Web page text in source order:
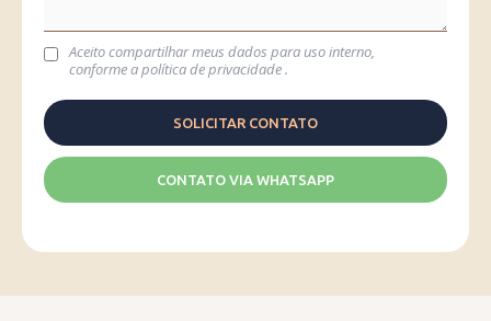
Aceito compartilhar meus dados para uso interno,
conforme apolítica de privacidade.
CONTATO VIA WHATSAPP